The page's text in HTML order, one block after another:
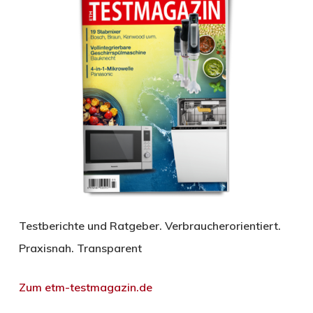
Testberichte und Ratgeber. Verbraucherorientiert.
Praxisnah. Transparent
Zum etm-testmagazin.de